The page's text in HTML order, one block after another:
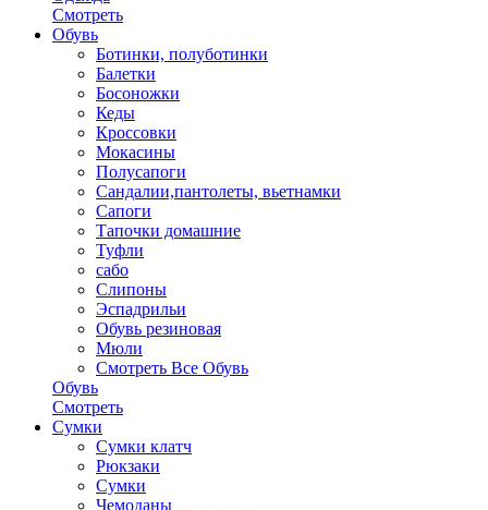
Смотреть
Обувь
Ботинки, полуботинки
Балетки
Босоножки
Кеды
Кроссовки
Мокасины
Полусапоги
Сандалии,пантолеты, вьетнамки
Сапоги
Тапочки домашние
Туфли
сабо
Слипоны
Эспадрильи
Обувь резиновая
Мюли
Смотреть Все Обувь
Обувь
Смотреть
Сумки
Сумки клатч
Рюкзаки
Сумки
Чемоданы